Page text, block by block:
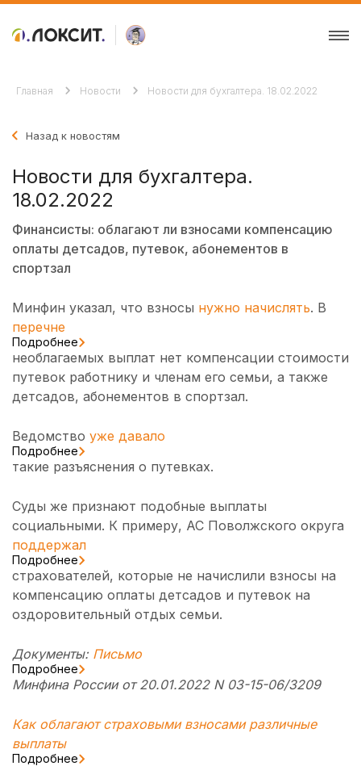
Главная Новости Новости для бухгалтера. 18.02.2022
Назад к новостям
Новости для бухгалтера.
18.02.2022
Финансисты: облагают ли взносами компенсацию
оплаты детсадов, путевок, абонементов в
спортзал
Минфин указал, что взносы нужно начислять. В
перечне
Подробнее
необлагаемых выплат нет компенсации стоимости
путевок работнику и членам его семьи, а также
детсадов, абонементов в спортзал.
Ведомство уже давало
Подробнее
такие разъяснения о путевках.
Суды же признают подобные выплаты
социальными. К примеру, АС Поволжского округа
поддержал
Подробнее
страхователей, которые не начислили взносы на
компенсацию оплаты детсадов и путевок на
оздоровительный отдых семьи.
Документы: Письмо
Подробнее
Минфина России от 20.01.2022 N 03-15-06/3209
Как облагают страховыми взносами различные
выплаты
Подробнее